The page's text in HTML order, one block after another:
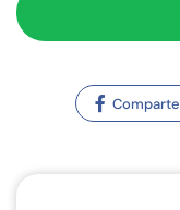
Comparte